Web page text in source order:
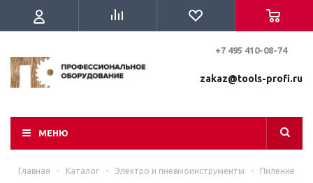
+7 495 410-08-74
zakaz@tools-profi.ru
МЕНЮ
Главная - Каталог - Электро и пневмоинструменты - Пиление